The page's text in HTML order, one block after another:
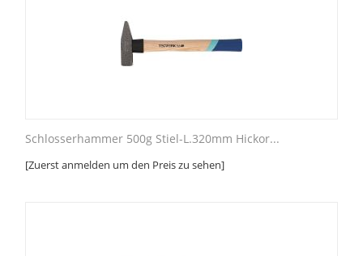
Schlosserhammer 500g Stiel-L.320mm Hickor...
[Zuerst anmelden um den Preis zu sehen]